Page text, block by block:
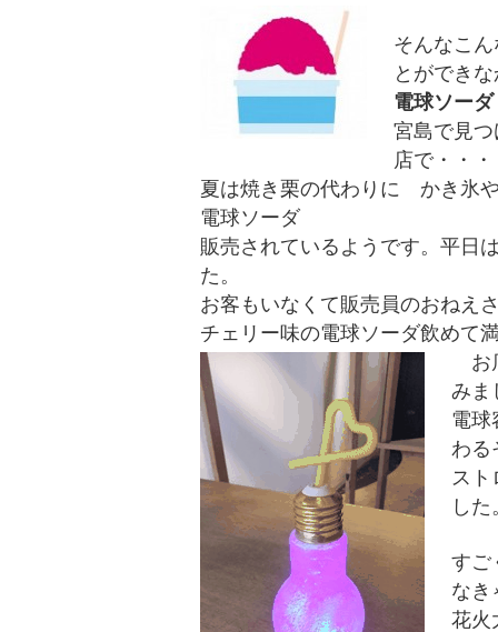
そんなこ
とができ
電球ソーダ
宮島で見
店で・・・
夏は焼き栗の代わりに かき氷
電球ソーダ
販売されているようです。平日
た。
お客もいなくて販売員のおねえ
チェリー味の電球ソーダ飲めて
お
みま
電球
わる
ス
した
すご
なき
花